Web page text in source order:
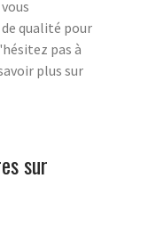
qualité pour
pas à
plus sur
sur